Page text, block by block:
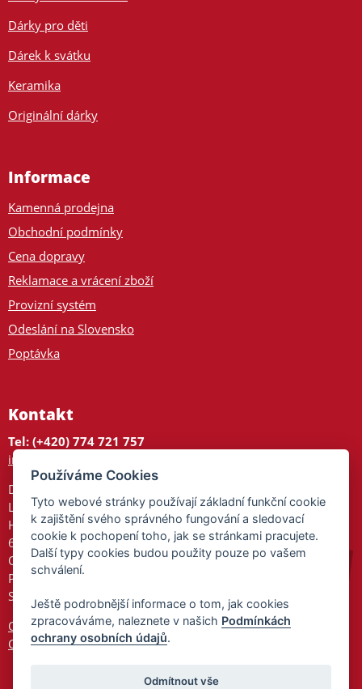
Dárky pro děti
Dárek k svátku
Keramika
Originální dárky
Informace
Kamenná prodejna
Obchodní podmínky
Cena dopravy
Reklamace a vrácení zboží
Provizní systém
Odeslání na Slovensko
Poptávka
Kontakt
Tel: (+420) 774 721 757
info@tajnedarky.cz
Dárkové centrum
Legionářů 2
Hodonín
695 01
Otevřeno:
Po-Pá 9-17
So 9-11:30
Ochrana osobních údajů
Cookies
Používáme Cookies
Tyto webové stránky používají základní funkční cookie
k zajištění svého správného fungování a sledovací
cookie k pochopení toho, jak se stránkami pracujete.
Další typy cookies budou použity pouze po vašem
schválení.
Ještě podrobnější informace o tom, jak cookies
zpracováváme, naleznete v našich Podmínkách
ochrany osobních údajů.
Odmítnout vše